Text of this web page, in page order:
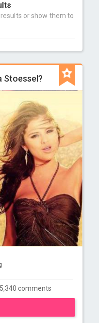
or show them to
Stoessel?
5,340 comments